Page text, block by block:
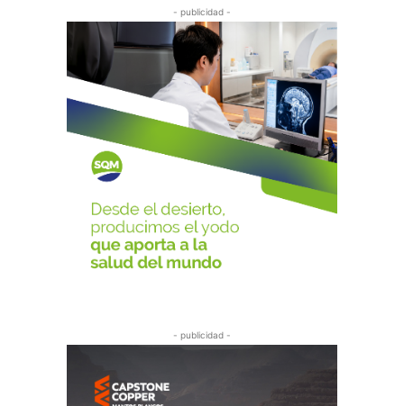
- publicidad -
- publicidad -